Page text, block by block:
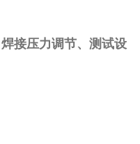
接压力调节、测试设